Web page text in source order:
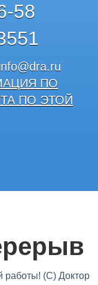
58
ПО
ПО ЭТОЙ
работы! (С) Доктор